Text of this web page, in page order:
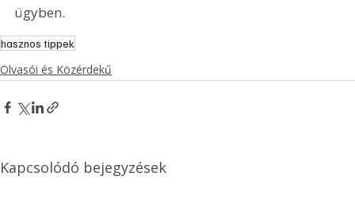
ügyben.
hasznos tippek
Olvasói és Közérdekű
Kapcsolódó bejegyzések